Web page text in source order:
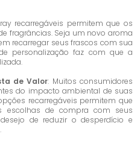
recarregáveis ​​permitem que os
fragrâncias. Seja um novo aroma
recarregar seus frascos com sua
personalização faz com que a
de Valor: Muitos consumidores
do impacto ambiental de suas
recarregáveis ​​permitem que
escolhas de compra com seus
de reduzir o desperdício e